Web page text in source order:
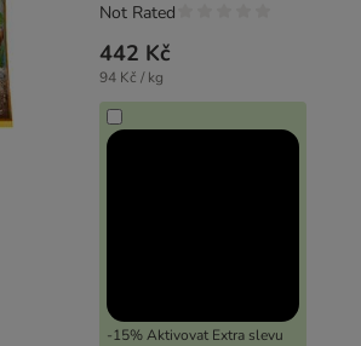
442 Kč
94 Kč / kg
-15% Aktivovat Extra slevu
Not Rated